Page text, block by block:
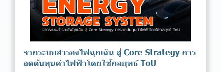
จากระบบสำรองไฟฉุกเฉิน สู่ Core Strategy การ
ลดต้นทุนค่าไฟฟ้าโดยใช้กลยุทธ์ ToU